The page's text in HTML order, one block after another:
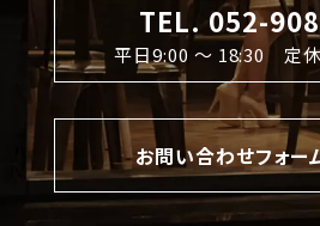
TEL. 052-
平日9:00 〜 18:30 定
お問い合わせフォー